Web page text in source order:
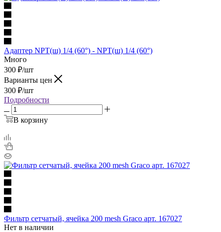
Адаптер NPT(ш) 1/4 (60°) - NPT(ш) 1/4 (60°)
Много
300 ₽/шт
Варианты цен
300 ₽/шт
Подробности
В корзину
Фильтр сетчатый, ячейка 200 mesh Graco арт. 167027
Нет в наличии